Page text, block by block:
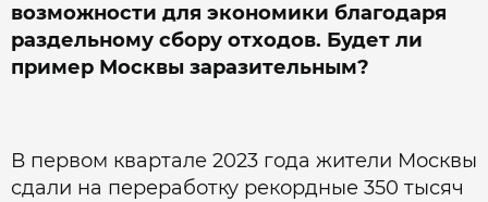
возможности для экономики благодаря
раздельному сбору отходов. Будет ли
пример Москвы заразительным?
В первом квартале 2023 года жители Москвы
сдали на переработку рекордные 350 тысяч